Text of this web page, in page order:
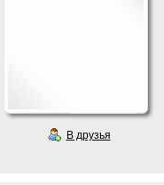
В друзья